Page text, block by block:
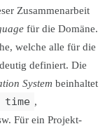
Zusammenarbeit
für die Domäne.
welche alle für die
definiert. Die
System beinhaltet
time ,
Für ein Projekt-